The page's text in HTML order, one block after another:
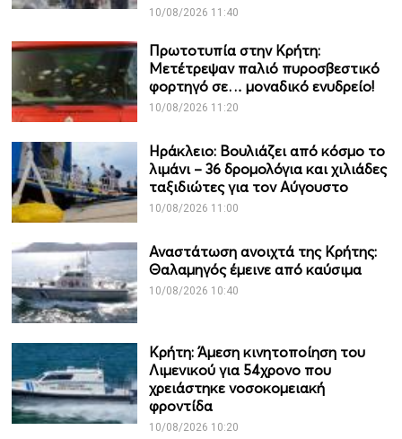
10/08/2026 11:40
Πρωτοτυπία στην Κρήτη:
Μετέτρεψαν παλιό πυροσβεστικό
φορτηγό σε… μοναδικό ενυδρείο!
10/08/2026 11:20
Ηράκλειο: Βουλιάζει από κόσμο το
λιμάνι – 36 δρομολόγια και χιλιάδες
ταξιδιώτες για τον Αύγουστο
10/08/2026 11:00
Αναστάτωση ανοιχτά της Κρήτης:
Θαλαμηγός έμεινε από καύσιμα
10/08/2026 10:40
Κρήτη: Άμεση κινητοποίηση του
Λιμενικού για 54χρονο που
χρειάστηκε νοσοκομειακή
φροντίδα
10/08/2026 10:20